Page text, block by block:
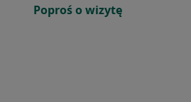
Poproś o wizytę